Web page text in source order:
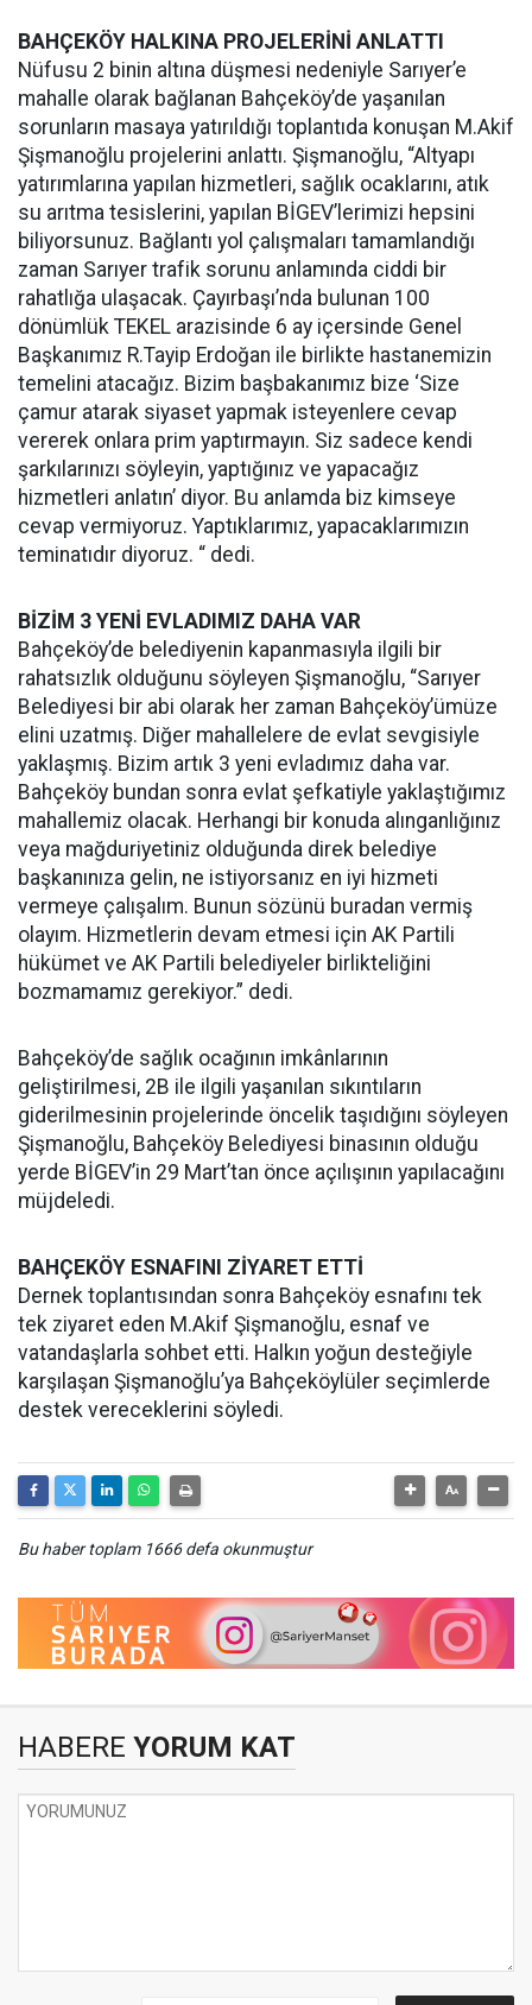
BAHÇEKÖY HALKINA PROJELERİNİ ANLATTI
Nüfusu 2 binin altına düşmesi nedeniyle Sarıyer’e
mahalle olarak bağlanan Bahçeköy’de yaşanılan
sorunların masaya yatırıldığı toplantıda konuşan M.Akif
Şişmanoğlu projelerini anlattı. Şişmanoğlu, “Altyapı
yatırımlarına yapılan hizmetleri, sağlık ocaklarını, atık
su arıtma tesislerini, yapılan BİGEV’lerimizi hepsini
biliyorsunuz. Bağlantı yol çalışmaları tamamlandığı
zaman Sarıyer trafik sorunu anlamında ciddi bir
rahatlığa ulaşacak. Çayırbaşı’nda bulunan 100
dönümlük TEKEL arazisinde 6 ay içersinde Genel
Başkanımız R.Tayip Erdoğan ile birlikte hastanemizin
temelini atacağız. Bizim başbakanımız bize ‘Size
çamur atarak siyaset yapmak isteyenlere cevap
vererek onlara prim yaptırmayın. Siz sadece kendi
şarkılarınızı söyleyin, yaptığınız ve yapacağız
hizmetleri anlatın’ diyor. Bu anlamda biz kimseye
cevap vermiyoruz. Yaptıklarımız, yapacaklarımızın
teminatıdır diyoruz. “ dedi.
BİZİM 3 YENİ EVLADIMIZ DAHA VAR
Bahçeköy’de belediyenin kapanmasıyla ilgili bir
rahatsızlık olduğunu söyleyen Şişmanoğlu, “Sarıyer
Belediyesi bir abi olarak her zaman Bahçeköy’ümüze
elini uzatmış. Diğer mahallelere de evlat sevgisiyle
yaklaşmış. Bizim artık 3 yeni evladımız daha var.
Bahçeköy bundan sonra evlat şefkatiyle yaklaştığımız
mahallemiz olacak. Herhangi bir konuda alınganlığınız
veya mağduriyetiniz olduğunda direk belediye
başkanınıza gelin, ne istiyorsanız en iyi hizmeti
vermeye çalışalım. Bunun sözünü buradan vermiş
olayım. Hizmetlerin devam etmesi için AK Partili
hükümet ve AK Partili belediyeler birlikteliğini
bozmamamız gerekiyor.” dedi.
Bahçeköy’de sağlık ocağının imkânlarının
geliştirilmesi, 2B ile ilgili yaşanılan sıkıntıların
giderilmesinin projelerinde öncelik taşıdığını söyleyen
Şişmanoğlu, Bahçeköy Belediyesi binasının olduğu
yerde BİGEV’in 29 Mart’tan önce açılışının yapılacağını
müjdeledi.
BAHÇEKÖY ESNAFINI ZİYARET ETTİ
Dernek toplantısından sonra Bahçeköy esnafını tek
tek ziyaret eden M.Akif Şişmanoğlu, esnaf ve
vatandaşlarla sohbet etti. Halkın yoğun desteğiyle
karşılaşan Şişmanoğlu’ya Bahçeköylüler seçimlerde
destek vereceklerini söyledi.
Bu haber toplam 1666 defa okunmuştur
HABERE YORUM KAT